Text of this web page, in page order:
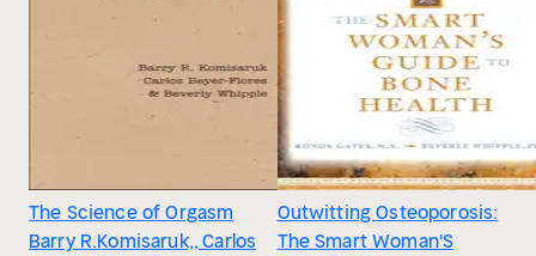
The Science of Orgasm
Barry R.Komisaruk,, Carlos
Outwitting Osteoporosis:
The Smart Woman'S